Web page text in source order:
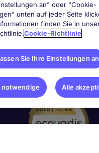
an" oder "Cookie-
unten auf jeder Seite
finden Sie in
Cookie-Richtlinie
Sie Ihre Einstellungen an
notwendige Alle